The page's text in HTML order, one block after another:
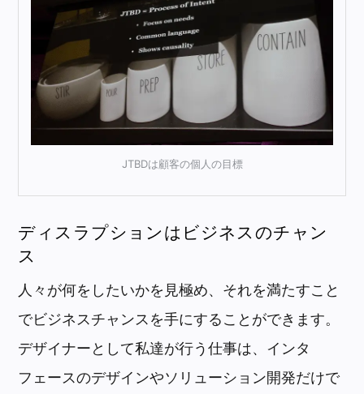
JTBDは顧客の個人の目標
ディスラプションはビジネスのチャン
ス
人々が何をしたいかを見極め、それを満たすこと
でビジネスチャンスを手にすることができます。
デザイナーとして私達が行う仕事は、インタ
フェースのデザインやソリューション開発だけで